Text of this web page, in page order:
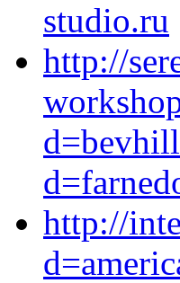
studio.ru
http://
http://